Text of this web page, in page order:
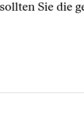
Sie die